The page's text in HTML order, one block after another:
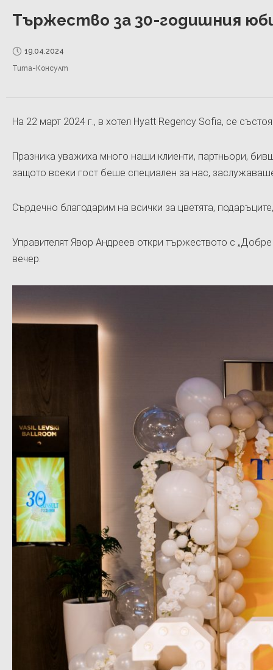
Тържество за 30-годишния
19.04.2024
Тита-Консулт
На 22 март 2024 г., в хотел Hyatt Regency Sofia, се
Празника уважиха много наши клиенти, партньори,
защото всеки гост беше специален за нас,
Сърдечно благодарим на всички за цветята,
Управителят Явор Андреев откри тържеството с
вечер.